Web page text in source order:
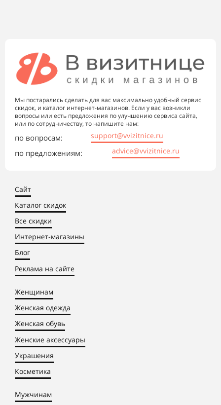
Мы постарались сделать для вас максимально удобный сервис
скидок, и каталог интернет-магазинов. Если у вас возникли
вопросы или есть предложения по улучшению сервиса сайта,
или по сотрудничеству, то напишите нам:
по вопросам: support@vvizitnice.ru
по предложениям: advice@vvizitnice.ru
Сайт
Каталог скидок
Все скидки
Интернет-магазины
Блог
Реклама на сайте
Женщинам
Женская одежда
Женская обувь
Женские аксессуары
Украшения
Косметика
Мужчинам